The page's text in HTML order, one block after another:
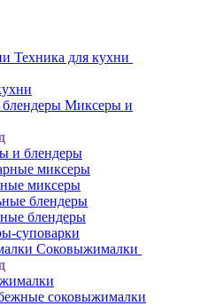
Техника для кухни
Миксеры и
и блендеры
миксеры
миксеры
блендеры
блендеры
суповарки
Соковыжималки
соковыжималки